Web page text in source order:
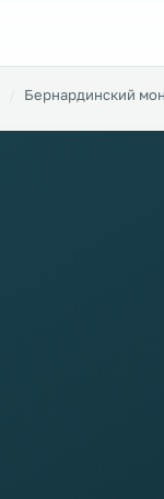
Бернардинский